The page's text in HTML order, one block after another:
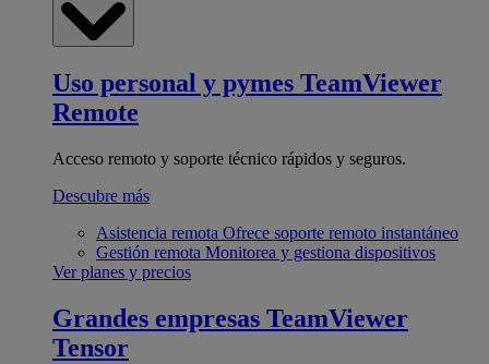
Uso personal y pymes TeamViewer
Remote
Acceso remoto y soporte técnico rápidos y seguros.
Descubre más
Asistencia remota Ofrece soporte remoto instantáneo
Gestión remota Monitorea y gestiona dispositivos
Ver planes y precios
Grandes empresas TeamViewer
Tensor